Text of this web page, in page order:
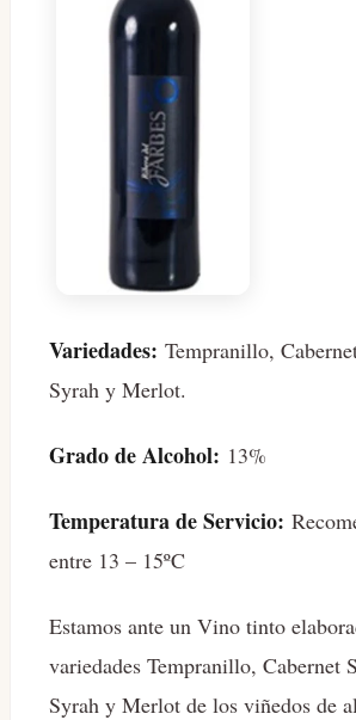
Variedades: Tempranillo,
Syrah y Merlot.
Grado de Alcohol: 13%
Temperatura de Servicio:
entre 13 – 15ºC
Estamos ante un Vino tinto
variedades Tempranillo, Cabernet
Syrah y Merlot de los viñedos de